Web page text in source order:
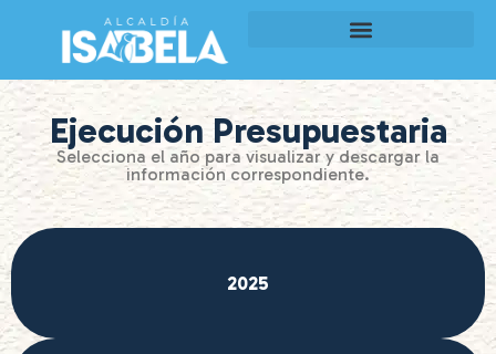
Ejecución Presupuestaria
Selecciona el año para visualizar y descargar la
información correspondiente.
2025